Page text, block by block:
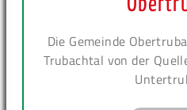
Die Gemeinde
Trubachtal von der